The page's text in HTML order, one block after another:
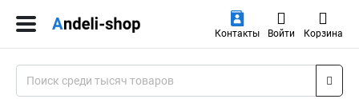
Контакты Войти Корзина